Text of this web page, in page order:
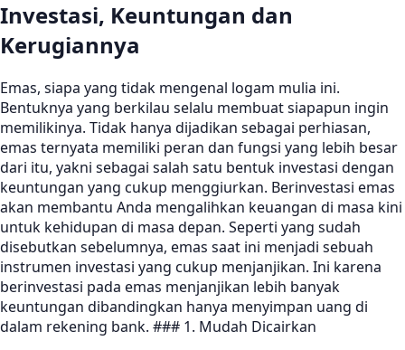
Investasi, Keuntungan dan
Kerugiannya
Emas, siapa yang tidak mengenal logam mulia ini.
Bentuknya yang berkilau selalu membuat siapapun ingin
memilikinya. Tidak hanya dijadikan sebagai perhiasan,
emas ternyata memiliki peran dan fungsi yang lebih besar
dari itu, yakni sebagai salah satu bentuk investasi dengan
keuntungan yang cukup menggiurkan. Berinvestasi emas
akan membantu Anda mengalihkan keuangan di masa kini
untuk kehidupan di masa depan. Seperti yang sudah
disebutkan sebelumnya, emas saat ini menjadi sebuah
instrumen investasi yang cukup menjanjikan. Ini karena
berinvestasi pada emas menjanjikan lebih banyak
keuntungan dibandingkan hanya menyimpan uang di
dalam rekening bank. ### 1. Mudah Dicairkan